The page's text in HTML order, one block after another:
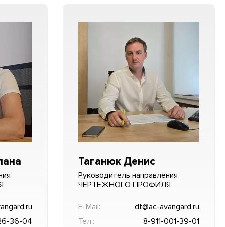
36-04
Таганюк Денис
Руководитель направления
ЧЕРТЕЖНОГО ПРОФИЛЯ
E-Mail:
dt@ac-avangard.ru
Тел.:
8-911-001-39-01